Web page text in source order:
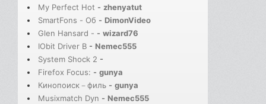
My Perfect Hot - zhenyatut
SmartFons - Об - DimonVideo
Glen Hansard - - wizard76
IObit Driver B - Nemec555
System Shock 2 -
Firefox Focus: - gunya
Кинопоиск－филь - gunya
Musixmatch Dyn - Nemec555